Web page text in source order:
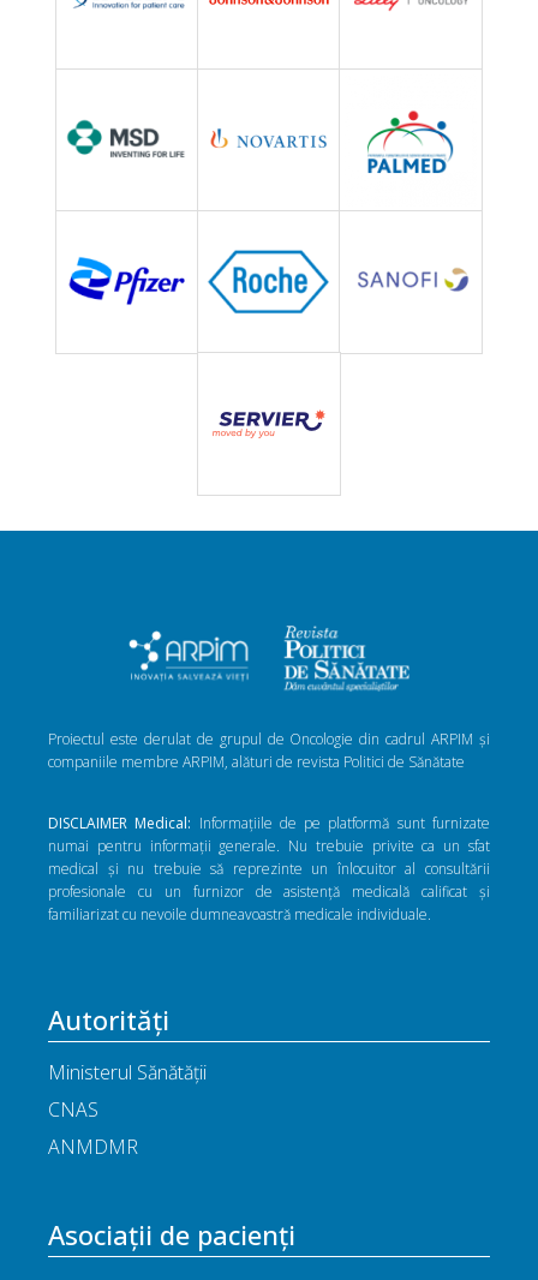
Proiectul este derulat de grupul de Oncologie din cadrul ARPIM și
companiile membre ARPIM, alături de revista Politici de Sănătate
DISCLAIMER Medical: Informațiile de pe platformă sunt furnizate
numai pentru informații generale. Nu trebuie privite ca un sfat
medical și nu trebuie să reprezinte un înlocuitor al consultării
profesionale cu un furnizor de asistență medicală calificat și
familiarizat cu nevoile dumneavoastră medicale individuale.
Autorități
Ministerul Sănătății
CNAS
ANMDMR
Asociații de pacienți